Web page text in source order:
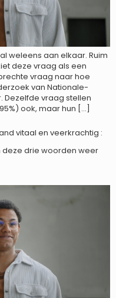
weleens aan elkaar. Ruim
deze vraag als een
vraag naar hoe
van Nationale-
Dezelfde vraag stellen
ook, maar hun […]
vitaal en veerkrachtig :
drie woorden weer